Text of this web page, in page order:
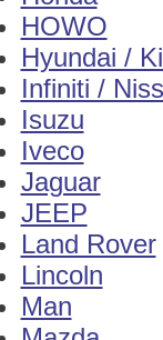
HOWO
Hyundai /
Infiniti /
Isuzu
Iveco
Jaguar
JEEP
Land Rover
Lincoln
Man